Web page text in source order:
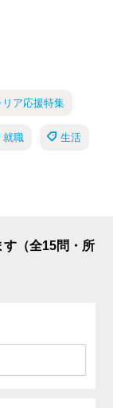
ア応援特集
就職 生活
す（全15問・所